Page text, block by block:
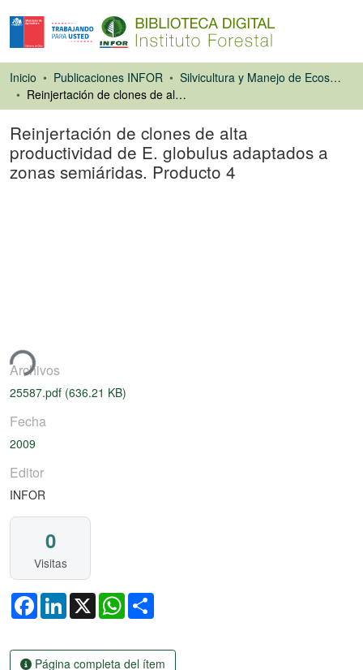
Inicio Publicaciones INFOR
Silvicultura y Manejo de Ecosistemas Forestales Nativos y Exóticos
Reinjertación de clones de alta productividad de E. globulus adaptados a zonas semiáridas. Producto 4
Reinjertación de clones de alta
productividad de E. globulus adaptados a
zonas semiáridas. Producto 4
Archivos
25587.pdf (636.21 KB)
Fecha
2009
Editor
INFOR
0
Visitas
FacebookLinkedIn
X WhatsApp
Página completa del ítem